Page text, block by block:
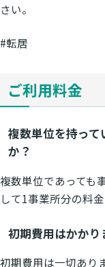
さい。
#転居
ご利用料金
複数単位を持っ
か？
複数単位であっても
して1事業所分の料
初期費用はかかり
初期費用は一切あり